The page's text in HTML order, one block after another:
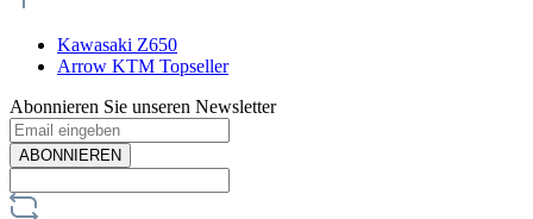
Kawasaki Z650
Arrow KTM Topseller
Abonnieren Sie unseren Newsletter
ABONNIEREN